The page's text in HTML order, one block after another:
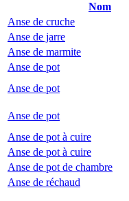
Nom
Anse de cruche
Anse de jarre
Anse de marmite
Anse de pot
Anse de pot
Anse de pot
Anse de pot à cuire
Anse de pot à cuire
Anse de pot de chambre
Anse de réchaud